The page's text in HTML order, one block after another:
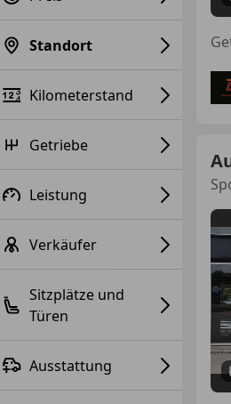
Standort
Kilometerstand
Getriebe
Leistung
Verkäufer
Sitzplätze und
Türen
Ausstattung